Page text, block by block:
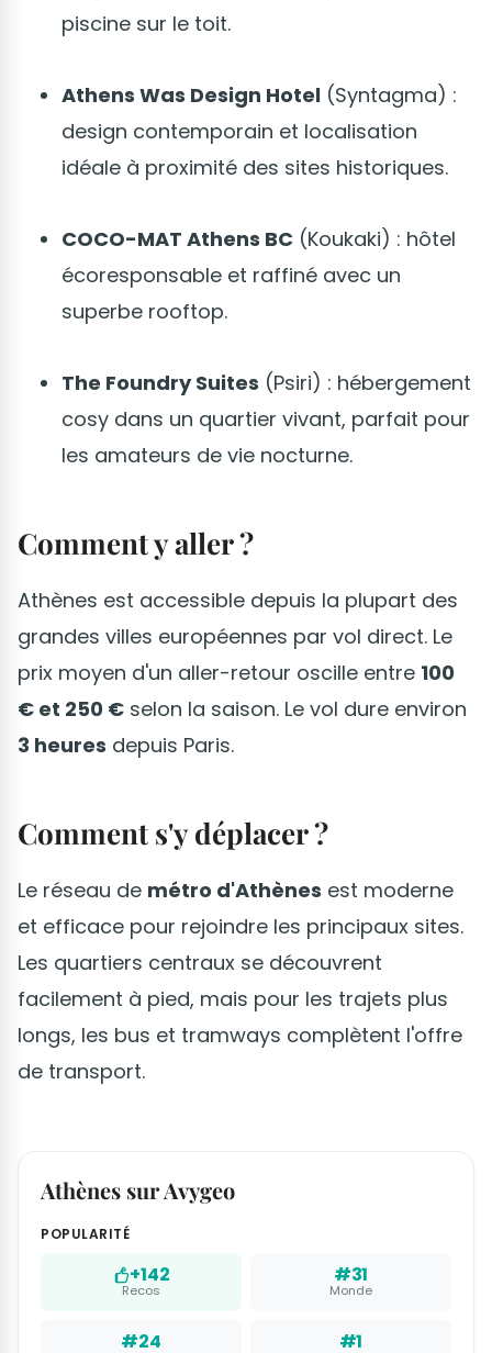
piscine sur le toit.
Athens Was Design Hotel (Syntagma) :
design contemporain et localisation
idéale à proximité des sites historiques.
COCO-MAT Athens BC (Koukaki) : hôtel
écoresponsable et raffiné avec un
superbe rooftop.
The Foundry Suites (Psiri) : hébergement
cosy dans un quartier vivant, parfait pour
les amateurs de vie nocturne.
Comment y aller ?
Athènes est accessible depuis la plupart des
grandes villes européennes par vol direct. Le
prix moyen d'un aller-retour oscille entre 100
€ et 250 € selon la saison. Le vol dure environ
3 heures depuis Paris.
Comment s'y déplacer ?
Le réseau de métro d'Athènes est moderne
et efficace pour rejoindre les principaux sites.
Les quartiers centraux se découvrent
facilement à pied, mais pour les trajets plus
longs, les bus et tramways complètent l'offre
de transport.
Athènes sur Avygeo
POPULARITÉ
+142
Recos
#31
Monde
#24 #1